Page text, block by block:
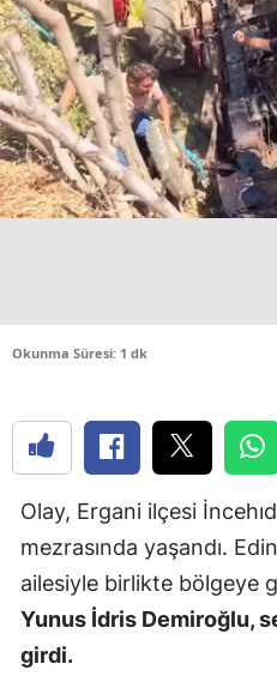
Okunma Süresi: 1 dk
Olay, Ergani ilçesi
mezrasında yaşandı.
ailesiyle birlikte bölgeye
Yunus İdris Demiroğlu,
girdi.